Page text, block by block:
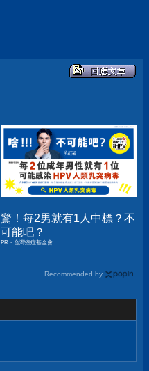
驚！每2男就有1人中標？不
可能吧？
PR・台灣癌症基金會
Recommended by